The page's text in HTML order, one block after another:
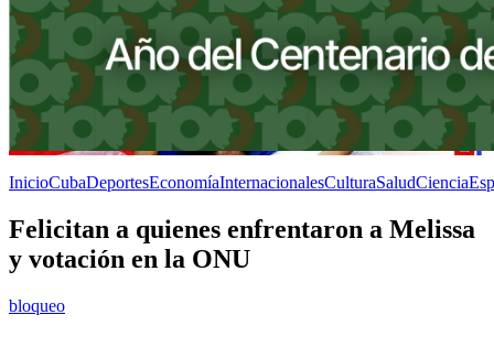
InicioCubaDeportesEconomíaInternacionalesCulturaSaludCiencia
Felicitan a quienes enfrentaron a Melissa
y votación en la ONU
bloqueo